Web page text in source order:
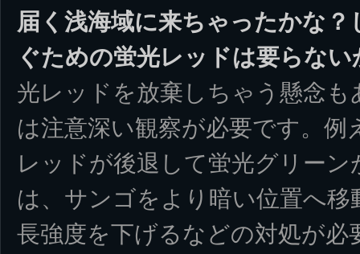
届く浅海域に来ちゃったかな
ぐための蛍光レッドは要らない
光レッドを放棄しちゃう懸念
は注意深い観察が必要です。
レッドが後退して蛍光グリー
は、サンゴをより暗い位置へ
長強度を下げるなどの対処が必